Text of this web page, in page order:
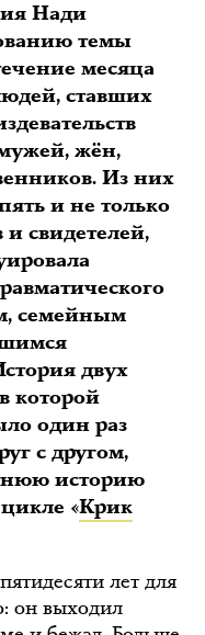
Нади
темы
месяца
ставших
жён,
Из них
и не только
и свидетелей,
семейным
двух
которой
один раз
с другом,
историю
«Крик
лет для
он выходил